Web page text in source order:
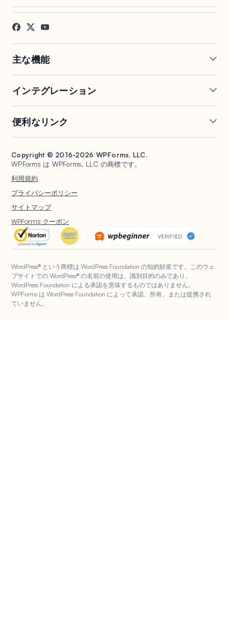
採用情報
お客様の声
プレス
アフィリエイト
主な機能
条件付きロジック
会話型フォーム
フォームランディングページ
エントリー管理
フォーム放棄
フォーム通知
ファイルアップロード
計算フォーム
ジオロケーションフォーム
PDF生成
署名フォーム
スパム保護
アンケートと投票
インテグレーション
Google Sheets
Salesforce
HubSpot
Google ドライブ
Stripe
PayPal
Square
便利なリンク
ドキュメント
プランと料金
WordPress ホスティング
WPBeginner
WPConsent
Universally
Copyright © 2016-2026 WPForms, LLC.
WPForms は WPForms, LLC の商標です。
利用規約
プライバシーポリシー
サイトマップ
WPForms クーポン
WordPress® という商標は WordPress Foundation の知的財産です。このウェ
ブサイトでの WordPress® の名前の使用は、識別目的のみであり、
WordPress Foundation による承認を意味するものではありません。
WPForms は WordPress Foundation によって承認、所有、または提携され
ていません。